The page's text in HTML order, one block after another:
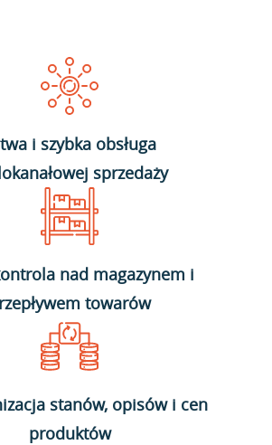
i szybka obsługa
sprzedaży
nad magazynem i
towarów
stanów, opisów i cen
produktów